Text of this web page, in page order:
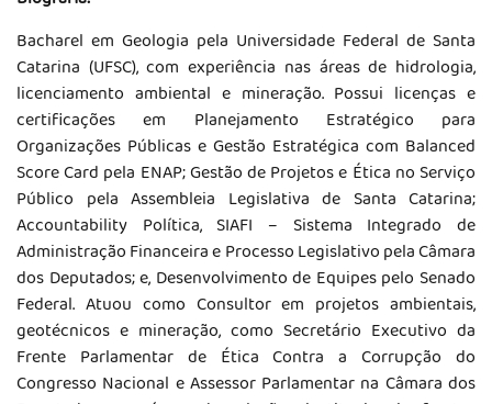
Bacharel em Geologia pela Universidade Federal de Santa
Catarina (UFSC), com experiência nas áreas de hidrologia,
licenciamento ambiental e mineração. Possui licenças e
certificações em Planejamento Estratégico para
Organizações Públicas e Gestão Estratégica com Balanced
Score Card pela ENAP; Gestão de Projetos e Ética no Serviço
Público pela Assembleia Legislativa de Santa Catarina;
Accountability Política, SIAFI – Sistema Integrado de
Administração Financeira e Processo Legislativo pela Câmara
dos Deputados; e, Desenvolvimento de Equipes pelo Senado
Federal. Atuou como Consultor em projetos ambientais,
geotécnicos e mineração, como Secretário Executivo da
Frente Parlamentar de Ética Contra a Corrupção do
Congresso Nacional e Assessor Parlamentar na Câmara dos